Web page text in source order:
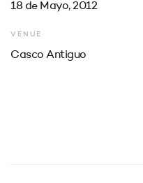
18 de Mayo, 2012
VENUE
Casco Antiguo